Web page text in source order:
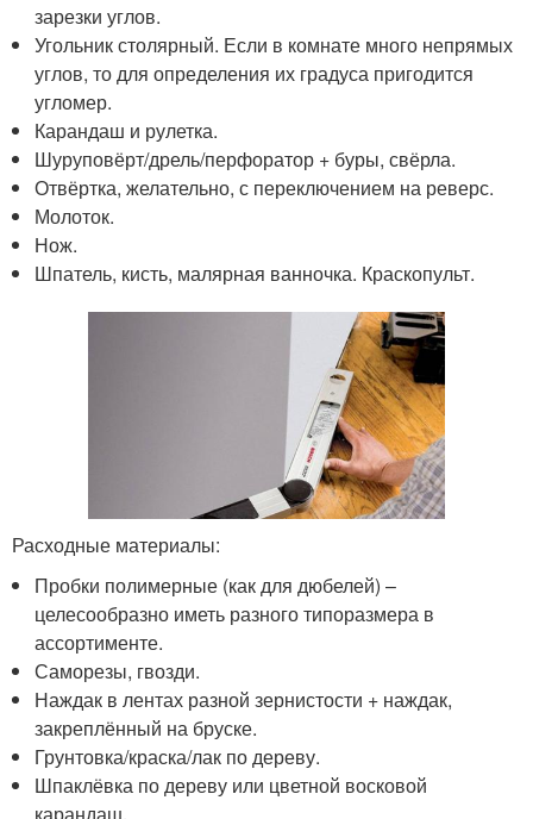
зарезки углов.
Угольник столярный. Если в комнате много непрямых
углов, то для определения их градуса пригодится
угломер.
Карандаш и рулетка.
Шуруповёрт/дрель/перфоратор + буры, свёрла.
Отвёртка, желательно, с переключением на реверс.
Молоток.
Нож.
Шпатель, кисть, малярная ванночка. Краскопульт.
Расходные материалы:
Пробки полимерные (как для дюбелей) –
целесообразно иметь разного типоразмера в
ассортименте.
Саморезы, гвозди.
Наждак в лентах разной зернистости + наждак,
закреплённый на бруске.
Грунтовка/краска/лак по дереву.
Шпаклёвка по дереву или цветной восковой